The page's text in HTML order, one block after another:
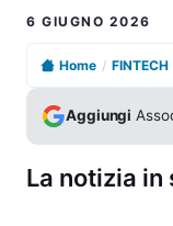
6 GIUGNO 2026
Home / FINTECH
Aggiungi
La notizia in